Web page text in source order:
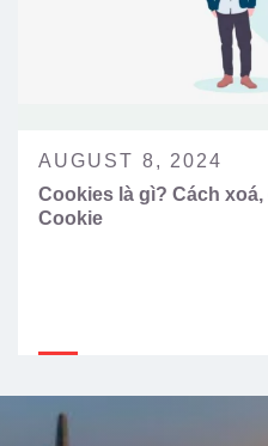
AUGUST 8, 2024
Cookies là gì? Cách
Cookie